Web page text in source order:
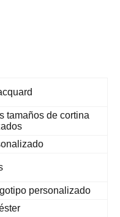
tamaños de cortina
personalizado